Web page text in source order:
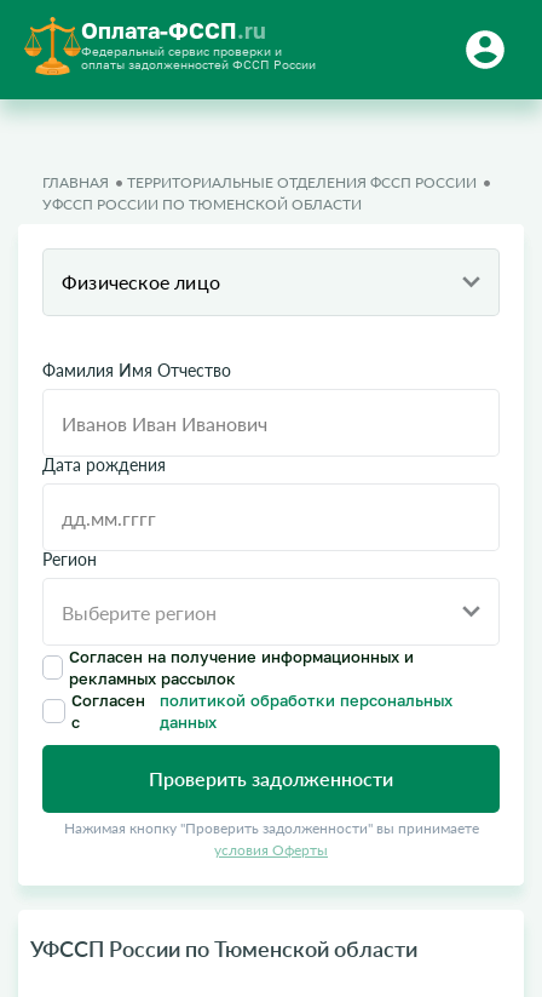
Оплата-ФССП.ru
Федеральный сервис проверки и
оплаты задолженностей ФССП России
ГЛАВНАЯ
ТЕРРИТОРИАЛЬНЫЕ ОТДЕЛЕНИЯ ФССП РОССИИ
УФССП РОССИИ ПО ТЮМЕНСКОЙ ОБЛАСТИ
Физическое лицо
Фамилия Имя Отчество
Дата рождения
Регион
Согласен на получение информационных и
рекламных рассылок
Согласен
с
политикой обработки персональных
данных
Проверить задолженности
Нажимая кнопку "Проверить задолженности" вы принимаете
условия Оферты
УФССП России по Тюменской области